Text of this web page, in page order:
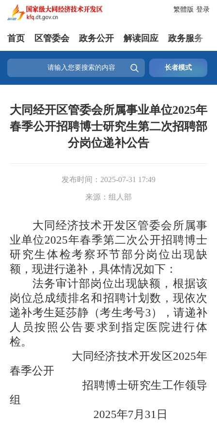
登录
繁體版
首页 区管委会 政务公开 解读回应 政务服务
 长者模式
大同经开区管委会所属事业单位2025年
春季公开招聘博士研究生第二次招聘部
分岗位递补公告
发布时间： 2025-07-31 17:49
来源： 组人部
大同经济技术开发区管委会所属事
业单位2025年春季第二次公开招聘博士
研究生体检考察环节部分岗位出现缺
额，现进行递补，具体情况如下：
法务审计部岗位出现缺额，根据该
岗位总成绩排名和招聘计划数，现依次
递补考生延莎静（考生考号3），请递补
人员按照公告要求到指定医院进行体
检。
大同经济技术开发区2025年
春季公开
招聘博士研究生工作领导
组
2025年7月31日